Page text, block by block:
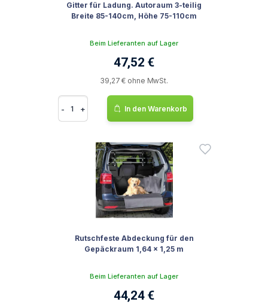
Gitter für Ladung. Autoraum 3-teilig
Breite 85-140cm, Höhe 75-110cm
Beim Lieferanten auf Lager
47,52 €
39,27 € ohne MwSt.
- + In den Warenkorb
Rutschfeste Abdeckung für den
Gepäckraum 1,64 x 1,25 m
Beim Lieferanten auf Lager
44,24 €